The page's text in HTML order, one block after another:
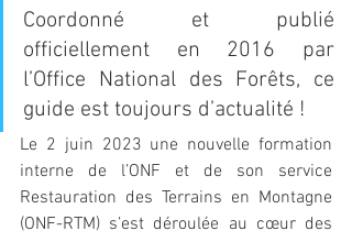
Coordonné et publié
officiellement en 2016 par
l’Office National des Forêts, ce
guide est toujours d’actualité !
Le 2 juin 2023 une nouvelle formation
interne de l’ONF et de son service
Restauration des Terrains en Montagne
(ONF-RTM) s’est déroulée au cœur des